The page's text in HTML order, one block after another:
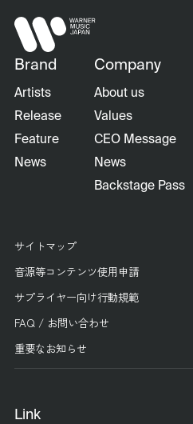
Brand
Artists
Release
Feature
News
Company
About us
Values
CEO Message
News
Backstage Pass
サイトマップ
音源等コンテンツ使用申請
サプライヤー向け行動規範
FAQ / お問い合わせ
重要なお知らせ
Link